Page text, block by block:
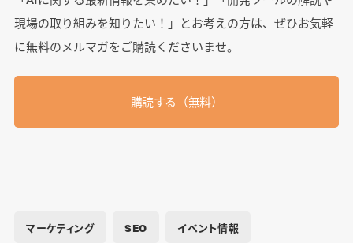
現場の取り組みを知りたい！」とお考えの方は、ぜひお気軽
に無料のメルマガをご購読くださいませ。
購読する（無料）
マーケティング SEO イベント情報